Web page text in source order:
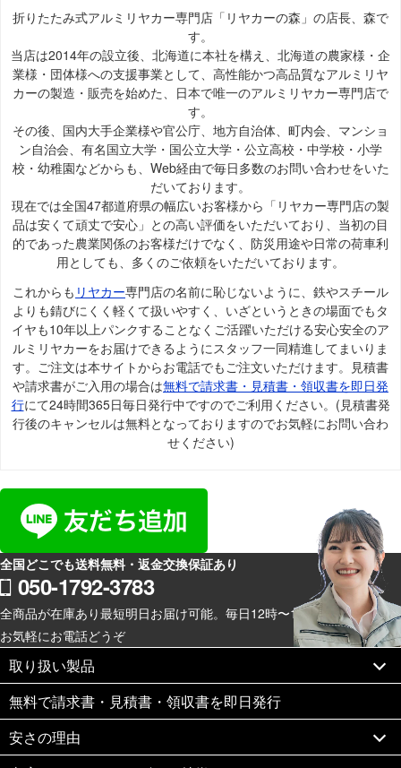
折りたたみ式アルミリヤカー専門店「リヤカーの森」の店長、森で
す。
当店は2014年の設立後、北海道に本社を構え、北海道の農家様・企
業様・団体様への支援事業として、高性能かつ高品質なアルミリヤ
カーの製造・販売を始めた、日本で唯一のアルミリヤカー専門店で
す。
その後、国内大手企業様や官公庁、地方自治体、町内会、マンショ
ン自治会、有名国立大学・国公立大学・公立高校・中学校・小学
校・幼稚園などからも、Web経由で毎日多数のお問い合わせをいた
だいております。
現在では全国47都道府県の幅広いお客様から「リヤカー専門店の製
品は安くて頑丈で安心」との高い評価をいただいており、当初の目
的であった農業関係のお客様だけでなく、防災用途や日常の荷車利
用としても、多くのご依頼をいただいております。
これからも リヤカー専門店の名前に恥じないように、鉄やスチール
よりも錆びにくく軽くて扱いやすく、いざというときの場面でもタ
イヤも10年以上パンクすることなくご活躍いただける安心安全のア
ルミリヤカーをお届けできるようにスタッフ一同精進してまいりま
す。ご注文は本サイトからお電話でもご注文いただけます。見積書
や請求書がご入用の場合は無料で請求書・見積書・領収書を即日発
行にて24時間365日毎日発行中ですのでご利用ください。(見積書発
行後のキャンセルは無料となっておりますのでお気軽にお問い合わ
せください)
全国どこでも送料無料・返金交換保証あり
050-1792-3783
全商品が在庫あり最短明日お届け可能。毎日12時〜19時スマホからも
お気軽にお電話どうぞ
取り扱い製品
無料で請求書・見積書・領収書を即日発行
安さの理由